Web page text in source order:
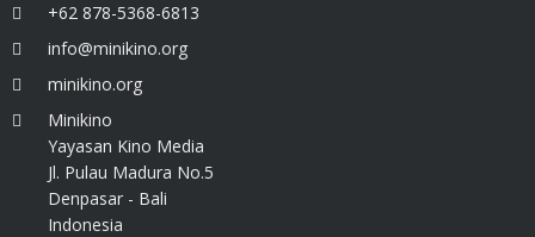
+62 878-5368-6813
info@minikino.org
minikino.org
Minikino
Yayasan Kino Media
Jl. Pulau Madura No.5
Denpasar - Bali
Indonesia